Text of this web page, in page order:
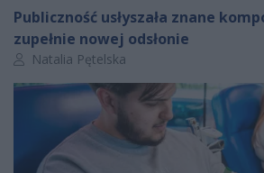
Publiczność usłyszała znane
zupełnie nowej odsłonie
Autor artykułu:
Natalia Pętelska